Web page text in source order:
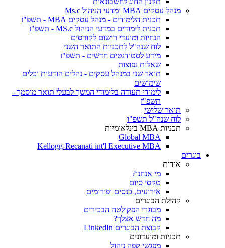
מנהל עסקים MBA ומדעי הניהול Ms.c
תכנית הלימודים - מנהל עסקים MBA - תשפ"ז
תכנית לימודים במדעי הניהול MS.c - תשפ"ז
הנחיות ומועדי רישום לקורסים
לוח שנה"ל לתכניות התואר השני
מידע לסטודנטים חדשים - תשפ"ז
שאלות נפוצות
תואר שני במנהל עסקים - נהלים הודעות וכלים
שימושים
לימודי תעודה בלימודי המשך לבעלי תואר מוסמך -
תשפ"ז
תואר שלישי
לוח שנה"ל תשפ"ו
תכניות MBA בינלאומיות
Global MBA
Kellogg-Recanati int'l Executive MBA
בוגרים
אודות
מי אנחנו?
טקסי סיום
אירועים, כנסים ופורומים
קהילת הבוגרים
מבוגרי הפקולטה הבכירים
מה חדש אצלך?
קבוצת הבוגרים LinkedIn
תכניות ומועדונים
מפגשי קפה ניהול